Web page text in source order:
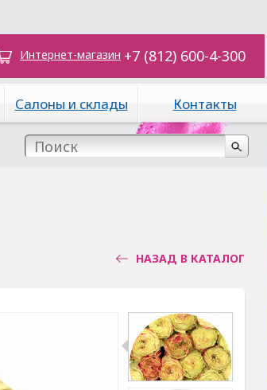
Интернет-магазин +7 (812) 600-4-300
Салоны и склады Контакты
НАЗАД В КАТАЛОГ